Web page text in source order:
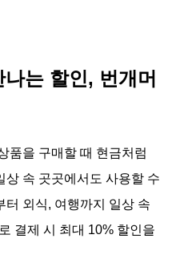
는 할인, 번개머
품을 구매할 때 현금처럼
상 속 곳곳에서도 사용할 수
터 외식, 여행까지 일상 속
결제 시 최대 10% 할인을